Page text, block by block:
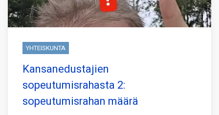
YHTEISKUNTA
Kansanedustajien
sopeutumisrahasta 2:
sopeutumisrahan määrä